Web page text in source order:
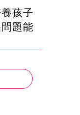
孩子
題能